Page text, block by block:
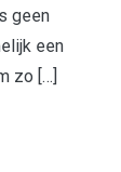
geen
een
zo […]